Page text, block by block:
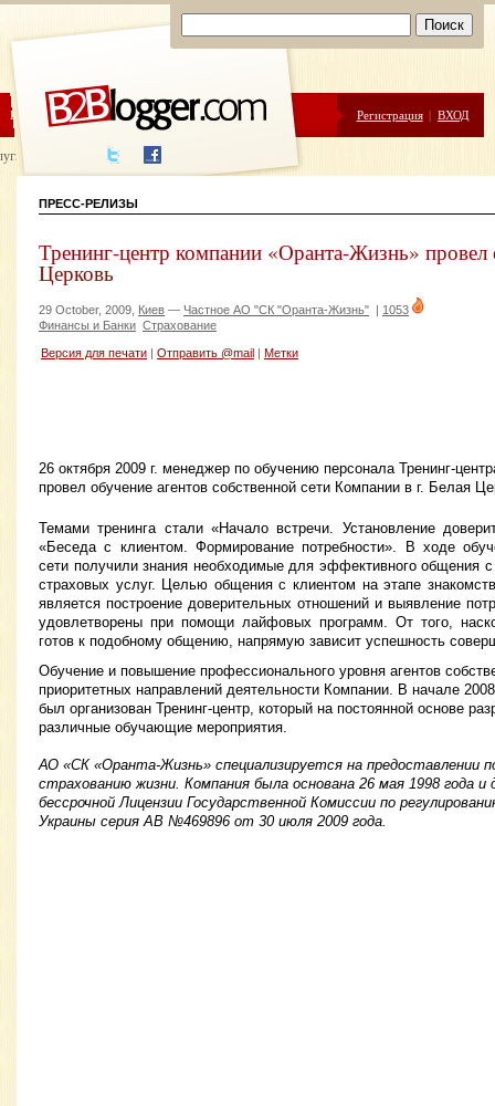
ЦЕНЫ ПОМОЩЬ Регистрация | ВХОД
написания
ПРЕСС-РЕЛИЗЫ
Тренинг-центр компании «Оранта-Жизнь» провел
Церковь
29 October, 2009, Киев — Частное АО "СК "Оранта-Жизнь" | 1053
Финансы и Банки Страхование
Версия для печати Отправить @mail Метки
26 октября 2009 г. менеджер по обучению персонала Тренинг-
провел обучение агентов собственной сети Компании в г. Белая
Темами тренинга стали «Начало встречи. Установление
«Беседа с клиентом. Формирование потребности». В ходе
сети получили знания необходимые для эффективного общения
страховых услуг. Целью общения с клиентом на этапе
является построение доверительных отношений и выявление
удовлетворены при помощи лайфовых программ. От того,
готов к подобному общению, напрямую зависит успешность
Обучение и повышение профессионального уровня агентов
приоритетных направлений деятельности Компании. В начале
был организован Тренинг-центр, который на постоянной основе
различные обучающие мероприятия.
АО «СК «Оранта-Жизнь» специализируется на предоставлении
страхованию жизни. Компания была основана 26 мая 1998 года и
бессрочной Лицензии Государственной Комиссии по
Украины серия АВ №469896 от 30 июля 2009 года.